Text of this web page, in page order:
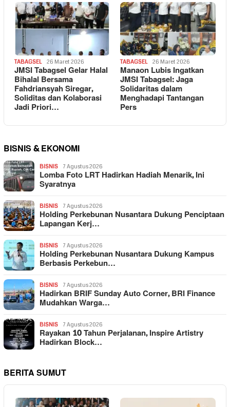
TABAGSEL 26 Maret 2026
JMSI Tabagsel Gelar Halal
Bihalal Bersama
Fahdriansyah Siregar,
Soliditas dan Kolaborasi
Jadi Priori…
TABAGSEL 26 Maret 2026
Manaon Lubis Ingatkan
JMSI Tabagsel: Jaga
Solidaritas dalam
Menghadapi Tantangan
Pers
BISNIS & EKONOMI
BISNIS 7 Agustus 2026
Lomba Foto LRT Hadirkan Hadiah Menarik, Ini
Syaratnya
BISNIS 7 Agustus 2026
Holding Perkebunan Nusantara Dukung Penciptaan
Lapangan Kerj…
BISNIS 7 Agustus 2026
Holding Perkebunan Nusantara Dukung Kampus
Berbasis Perkebun…
BISNIS 7 Agustus 2026
Hadirkan BRIF Sunday Auto Corner, BRI Finance
Mudahkan Warga…
BISNIS 7 Agustus 2026
Rayakan 10 Tahun Perjalanan, Inspire Artistry
Hadirkan Block…
BERITA SUMUT